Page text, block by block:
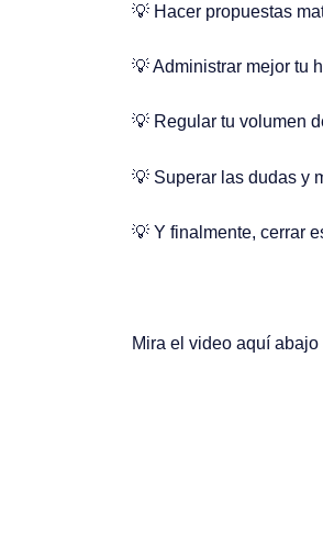
💡 Hacer propuestas
💡 Administrar mejor tu
💡 Regular tu volumen
💡 Superar las dudas y
💡 Y finalmente, cerrar
Mira el video aquí abajo